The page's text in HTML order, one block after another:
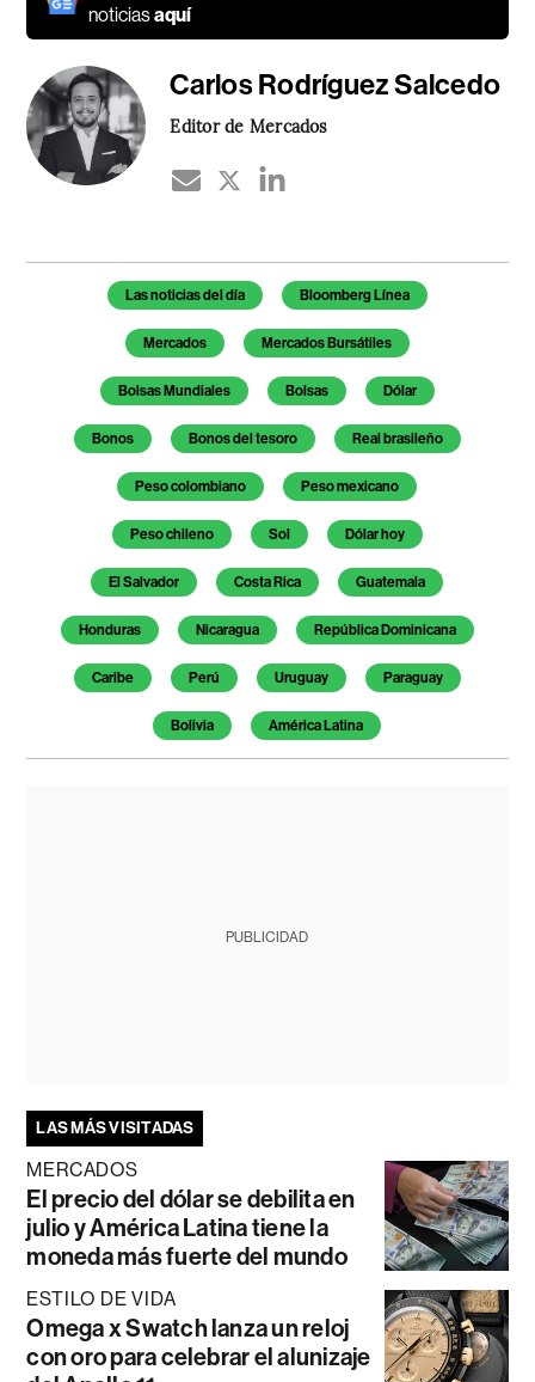
noticiasaquí
Carlos Rodríguez Salcedo
Editor de Mercados
Temas de este artículo
Las noticias del día Bloomberg Línea
Mercados Mercados Bursátiles
Bolsas Mundiales Bolsas Dólar
Bonos Bonos del tesoro Real brasileño
Peso colombiano Peso mexicano
Peso chileno Sol Dólar hoy
El Salvador Costa Rica Guatemala
Honduras Nicaragua República Dominicana
Caribe Perú Uruguay Paraguay
Bolivia América Latina
PUBLICIDAD
LAS MÁS VISITADAS
MERCADOS
El precio del dólar se debilita en
julio y América Latina tiene la
moneda más fuerte del mundo
ESTILO DE VIDA
Omega x Swatch lanza un reloj
con oro para celebrar el alunizaje